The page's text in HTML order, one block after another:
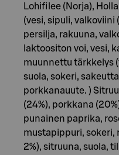
Lohifilee (Norja),
(vesi, sipuli,
persilja, rakuuna,
laktoositon voi, vesi,
muunnettu tärkkelys
suola, sokeri,
porkkanauute. )
(24%), porkkana
punainen paprika,
mustapippuri, sokeri,
2%), sitruuna, suola,